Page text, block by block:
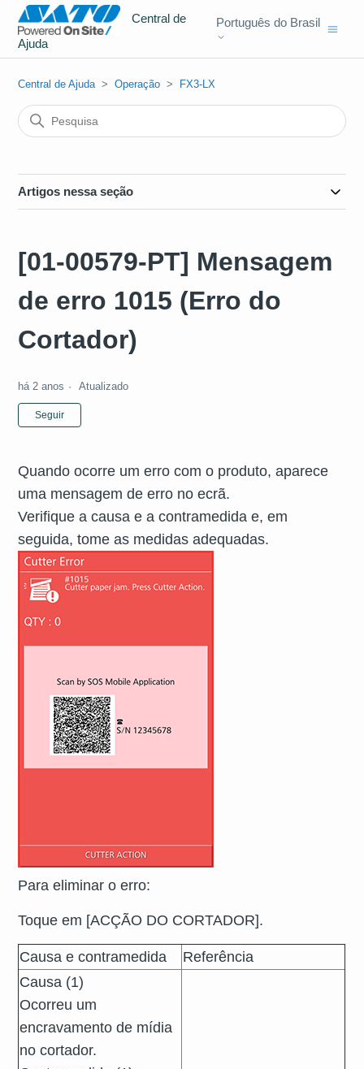
Central de
Ajuda
Português do Brasil
Central de Ajuda Operação FX3-LX
Artigos nessa seção
[01-00579-PT] Mensagem
de erro 1015 (Erro do
Cortador)
há 2 anos Atualizado
Seguir
Quando ocorre umerro com o produto, aparece
uma mensagem deerro no ecrã.
Verifique a causa e a contramedida e, em
seguida, tome as medidas adequadas.
Para eliminar oerro:
Toque em [ACÇÃO DO CORTADOR].
Causa e contramedida
Referência
Causa (1)
Ocorreu um
encravamento de mídia
no cortador.